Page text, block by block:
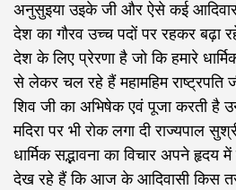
अनुसुइया उइके जी और ऐसे कई
देश का गौरव उच्च पदों पर रहकर बढ़ा
देश के लिए प्रेरणा है जो कि हमारे
से लेकर चल रहे हैं महामहिम राष्ट्रपति
शिव जी का अभिषेक एवं पूजा करती है
मदिरा पर भी रोक लगा दी राज्यपाल
धार्मिक सद्भावना का विचार अपने
देख रहे हैं कि आज के आदिवासी किस